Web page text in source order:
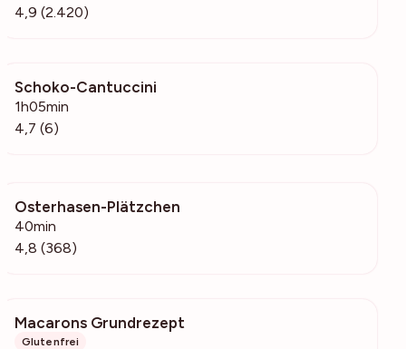
4,9 (2.420)
Schoko-Cantuccini
1h05min
4,7 (6)
Osterhasen-Plätzchen
40min
4,8 (368)
Macarons Grundrezept
Glutenfrei